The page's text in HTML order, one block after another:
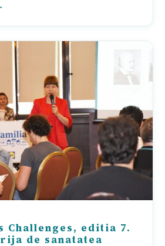
Challenges, editia 7.
de sanatatea